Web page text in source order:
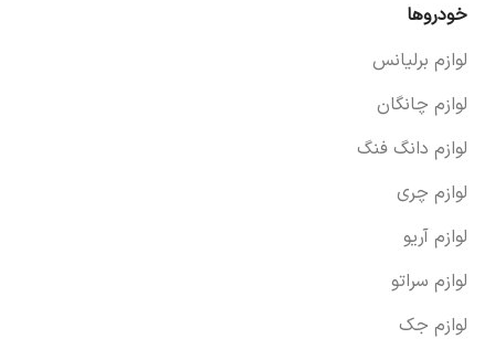
خودروها
لوازم برلیانس
لوازم چانگان
لوازم دانگ فنگ
لوازم چری
لوازم آریو
لوازم سراتو
لوازم جک